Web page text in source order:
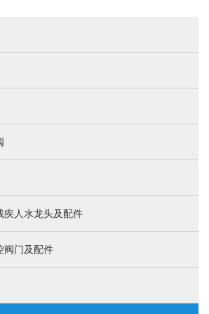
疾人水龙头及配件
阀门及配件